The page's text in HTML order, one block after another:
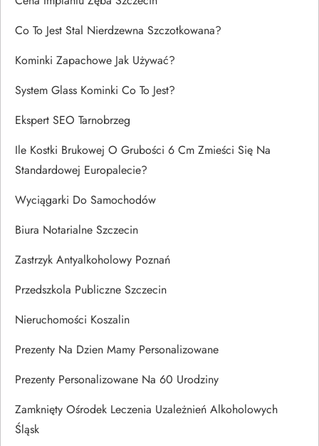
Co To Jest Stal Nierdzewna Szczotkowana?
Kominki Zapachowe Jak Używać?
System Glass Kominki Co To Jest?
Ekspert SEO Tarnobrzeg
Ile Kostki Brukowej O Grubości 6 Cm Zmieści Się Na
Standardowej Europalecie?
Wyciągarki Do Samochodów
Biura Notarialne Szczecin
Zastrzyk Antyalkoholowy Poznań
Przedszkola Publiczne Szczecin
Nieruchomości Koszalin
Prezenty Na Dzien Mamy Personalizowane
Prezenty Personalizowane Na 60 Urodziny
Zamknięty Ośrodek Leczenia Uzależnień Alkoholowych
Śląsk